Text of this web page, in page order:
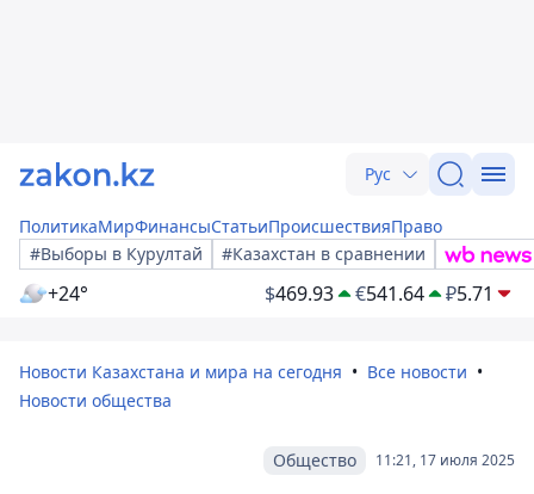
Рус
ПолитикаМирФинансыСтатьиПроисшествияПраво
#Выборы в Курултай
#Казахстан в сравнении
+24° $469.93 €541.64 ₽5.71
Новости Казахстана и мира на сегодня
Все новости
Новости общества
11:21, 17 июля 2025
Общество